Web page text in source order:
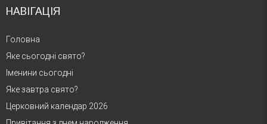
НАВІГАЦІЯ
Головна
Яке сьогодні свято?
Іменини сьогодні
Яке завтра свято?
Церковний календар 2026